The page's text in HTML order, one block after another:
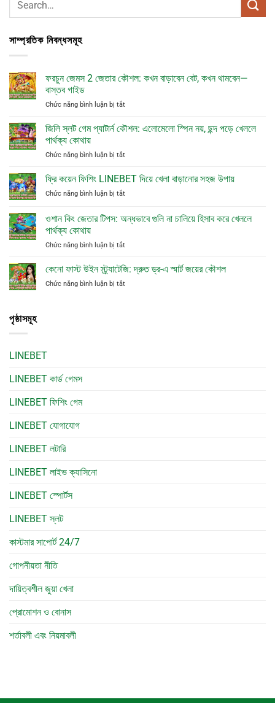
সাম্প্রতিক নিবন্ধসমূহ
ফরচুন জেমস 2 জেতার কৌশল: কখন বাড়াবেন বেট, কখন থামবেন—
বাস্তব গাইড
Chức năng bình luận bị tắtở
জেমস
কৌশল:
বাড়াবেন
কখন
—
জিলি স্লট গেম প্যাটার্ন কৌশল: এলোমেলো স্পিন নয়, ছন্দ পড়ে খেললে
পার্থক্য কোথায়
Chức năng bình luận bị tắtở
স্লট
প্যাটার্ন
এলোমেলো
স্পিন
ছন্দ
খেললে
ফ্রি কয়েন ফিশিং LINEBET দিয়ে খেলা বাড়ানোর সহজ উপায়
Chức năng bình luận bị tắtở
ফিশিং
দিয়ে
বাড়ানোর
উপায়
ওশান কিং জেতার টিপস: অন্ধভাবে গুলি না চালিয়ে হিসাব করে খেললে
পার্থক্য কোথায়
Chức năng bình luận bị tắtở
কিং
জেতার
টিপস:
কেনো ফাস্ট উইন স্ট্র্যাটেজি: দ্রুত ড্র-এ স্মার্ট জয়ের কৌশল
Chức năng bình luận bị tắtở
পৃষ্ঠাসমূহ
LINEBET
LINEBET কার্ড গেমস
LINEBET ফিশিং গেম
LINEBET যোগাযোগ
LINEBET লটারি
LINEBET লাইভ ক্যাসিনো
LINEBET স্পোর্টস
LINEBET স্লট
কাস্টমার সাপোর্ট 24/7
গোপনীয়তা নীতি
দায়িত্বশীল জুয়া খেলা
প্রোমোশন ও বোনাস
শর্তাবলী এবং নিয়মাবলী